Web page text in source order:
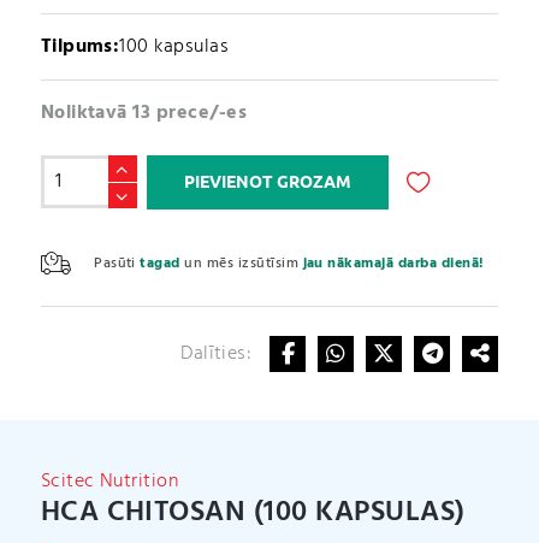
Tilpums:100 kapsulas
Noliktavā 13 prece/-es
HCA
Chitosan
kapsulas)
daudzums
PIEVIENOT GROZAM
Pasūtitagad un mēs izsūtīsimjau nākamajā darba dienā!
e
r
n
Dalīties:
Scitec Nutrition
HCA CHITOSAN (100 KAPSULAS)